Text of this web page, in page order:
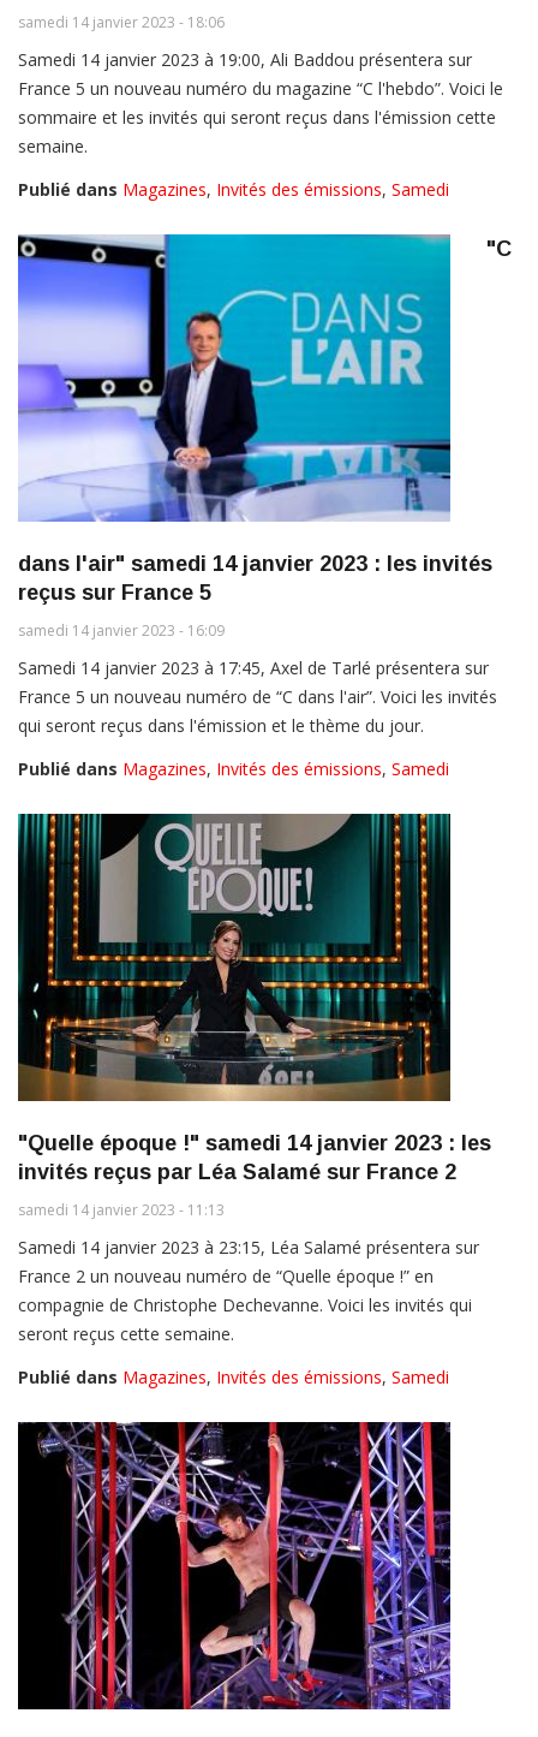
samedi 14 janvier 2023 - 18:06
Samedi 14 janvier 2023 à 19:00, Ali Baddou présentera sur
France 5 un nouveau numéro du magazine “C l'hebdo”. Voici le
sommaire et les invités qui seront reçus dans l'émission cette
semaine.
Publié dans Magazines, Invités des émissions, Samedi
"C
dans l'air" samedi 14 janvier 2023 : les invités
reçus sur France 5
samedi 14 janvier 2023 - 16:09
Samedi 14 janvier 2023 à 17:45, Axel de Tarlé présentera sur
France 5 un nouveau numéro de “C dans l'air”. Voici les invités
qui seront reçus dans l'émission et le thème du jour.
Publié dans Magazines, Invités des émissions, Samedi
"Quelle époque !" samedi 14 janvier 2023 : les
invités reçus par Léa Salamé sur France 2
samedi 14 janvier 2023 - 11:13
Samedi 14 janvier 2023 à 23:15, Léa Salamé présentera sur
France 2 un nouveau numéro de “Quelle époque !” en
compagnie de Christophe Dechevanne. Voici les invités qui
seront reçus cette semaine.
Publié dans Magazines, Invités des émissions, Samedi